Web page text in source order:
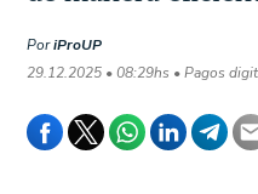
PoriProUP
29.12.2025 • 08:29hs • Pagos